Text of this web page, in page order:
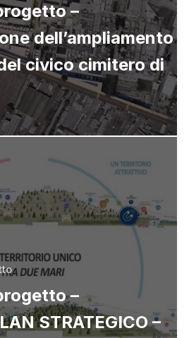
–
dell’ampliamento
civico cimitero di
–
STRATEGICO –